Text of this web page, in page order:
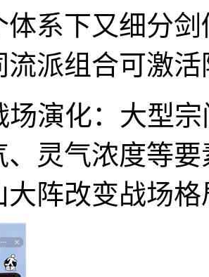
体系下又细分
流派组合可激
场演化：大型
、灵气浓度等
大阵改变战场格